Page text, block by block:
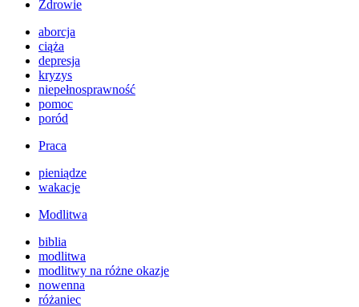
Zdrowie
aborcja
ciąża
depresja
kryzys
niepełnosprawność
pomoc
poród
Praca
pieniądze
wakacje
Modlitwa
biblia
modlitwa
modlitwy na różne okazje
nowenna
różaniec